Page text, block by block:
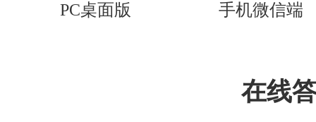
PC桌面版 手机微信端
在线